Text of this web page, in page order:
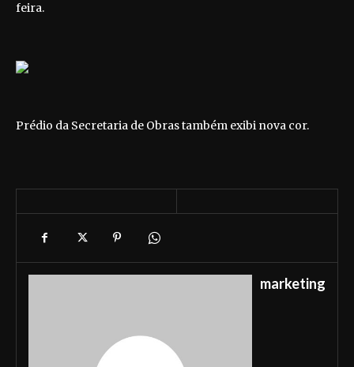
feira.
Prédio da Secretaria de Obras também exibi nova cor.
marketing